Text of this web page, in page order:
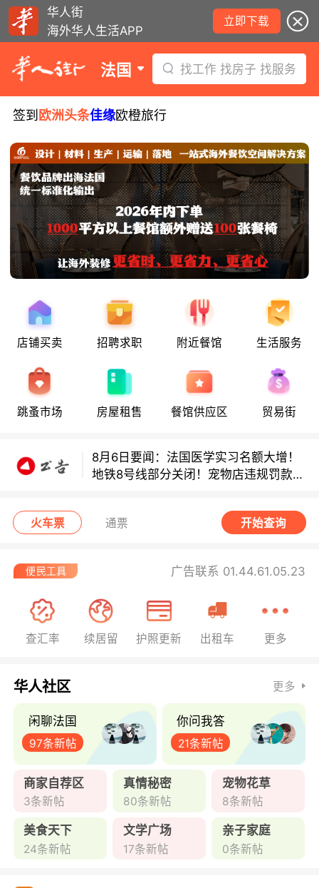
华人街
海外华人生活APP
立即下载
法国 找工作 找房子 找服务
签到 欧洲头条佳缘欧橙旅行
店铺买卖 招聘求职 附近餐馆 生活服务
跳蚤市场 房屋租售 餐馆供应区 贸易街
8月6日要闻：法国医学实习名额大增！
地铁8号线部分关闭！宠物店违规罚款出
炉！
巴黎地铁音乐家海选启动！
地铁8号线部分关闭！宠物店违规罚款出
炉！
火车票 通票 开始查询
广告联系 01.44.61.05.23
查汇率 续居留 护照更新 出租车 更多
华人社区 更多
闲聊法国
97条新帖
你问我答
21条新帖
商家自荐区
3条新帖
真情秘密
80条新帖
宠物花草
8条新帖
美食天下
24条新帖
文学广场
17条新帖
亲子家庭
0条新帖